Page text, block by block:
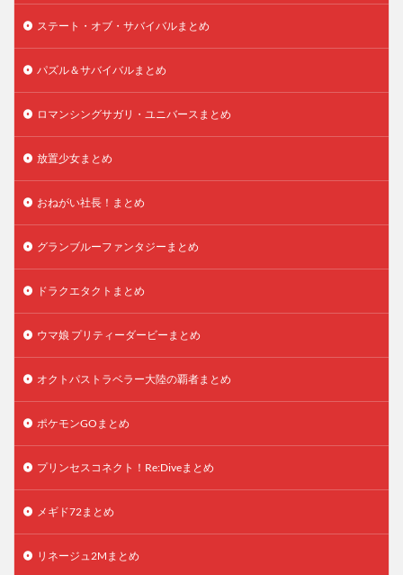
ステート・オブ・サバイバルまとめ
パズル＆サバイバルまとめ
ロマンシングサガリ・ユニバースまとめ
放置少女まとめ
おねがい社長！まとめ
グランブルーファンタジーまとめ
ドラクエタクトまとめ
ウマ娘 プリティーダービーまとめ
オクトパストラベラー大陸の覇者まとめ
ポケモンGOまとめ
プリンセスコネクト！Re:Diveまとめ
メギド72まとめ
リネージュ2Mまとめ